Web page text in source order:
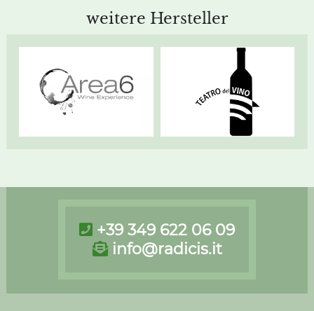
weitere Hersteller
+39 349 622 06 09
info@radicis.it